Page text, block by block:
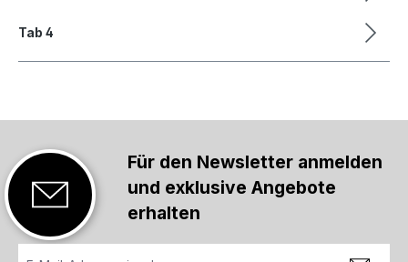
Tab 4
Für den Newsletter anmelden
und exklusive Angebote
erhalten